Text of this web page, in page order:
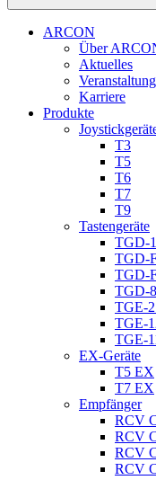
ARCON
Über
Aktuelles
Karriere
Produkte
T3
T5
T6
T7
T9
Tastengeräte
TGD-
TGD-
TGD-
TGD-8
TGE-
TGE-
TGE-
EX-Geräte
T5 EX
T7 EX
Empfänger
RCV
RCV
RCV
RCV